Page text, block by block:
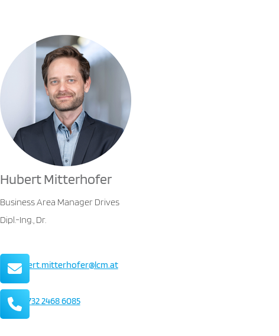
Hubert Mitterhofer
Business Area Manager Drives
Dipl.-Ing., Dr.
Mail
Telefon
hubert.mitterhofer@lcm.at
+43 732 2468 6085